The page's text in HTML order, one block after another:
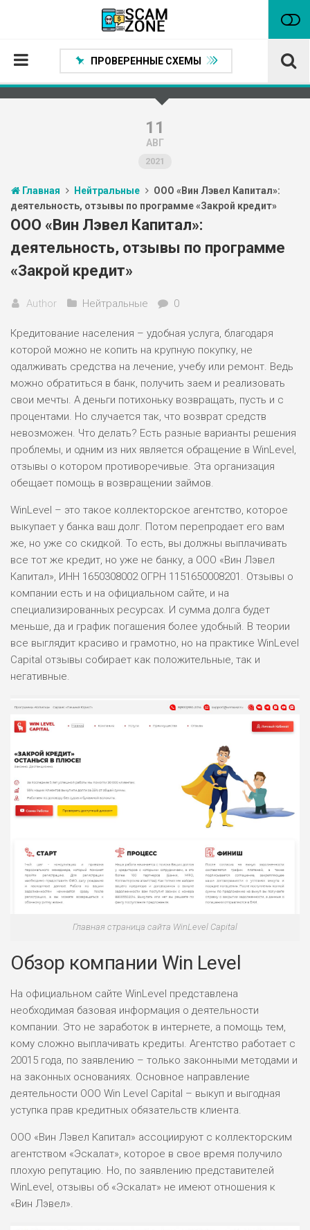
Проверенные способы заработка
Статьи
Партнеры
ПРОВЕРЕННЫЕ СХЕМЫ
11
АВГ
2021
Главная Нейтральные
ООО «Вин Лэвел Капитал»:
деятельность, отзывы по программе «Закрой кредит»
ООО «Вин Лэвел Капитал»:
деятельность, отзывы по программе
«Закрой кредит»
Author Нейтральные 0
Кредитование населения – удобная услуга, благодаря
которой можно не копить на крупную покупку, не
одалживать средства на лечение, учебу или ремонт. Ведь
можно обратиться в банк, получить заем и реализовать
свои мечты. А деньги потихоньку возвращать, пусть и с
процентами. Но случается так, что возврат средств
невозможен. Что делать? Есть разные варианты решения
проблемы, и одним из них является обращение в WinLevel,
отзывы о котором противоречивые. Эта организация
обещает помощь в возвращении займов.
WinLevel – это такое коллекторское агентство, которое
выкупает у банка ваш долг. Потом перепродает его вам
же, но уже со скидкой. То есть, вы должны выплачивать
все тот же кредит, но уже не банку, а ООО «Вин Лэвел
Капитал», ИНН 1650308002 ОГРН 1151650008201. Отзывы о
компании есть и на официальном сайте, и на
специализированных ресурсах. И сумма долга будет
меньше, да и график погашения более удобный. В теории
все выглядит красиво и грамотно, но на практике WinLevel
Capital отзывы собирает как положительные, так и
негативные.
Главная страница сайта WinLevel Capital
Обзор компании Win Level
На официальном сайте WinLevel представлена
необходимая базовая информация о деятельности
компании. Это не заработок в интернете, а помощь тем,
кому сложно выплачивать кредиты. Агентство работает с
20015 года, по заявлению – только законными методами и
на законных основаниях. Основное направление
деятельности ООО Win Level Capital – выкуп и выгодная
уступка прав кредитных обязательств клиента.
ООО «Вин Лэвел Капитал» ассоциируют с коллекторским
агентством «Эскалат», которое в свое время получило
плохую репутацию. Но, по заявлению представителей
WinLevel, отзывы об «Эскалат» не имеют отношения к
«Вин Лэвел».